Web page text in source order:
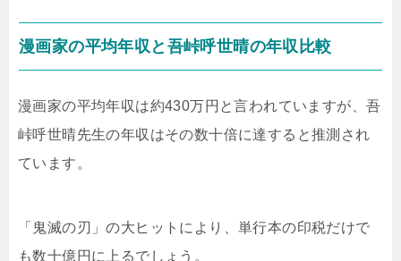
漫画家の平均年収と吾峠呼世晴の年収比較
漫画家の平均年収は約430万円と言われていますが、吾
峠呼世晴先生の年収はその数十倍に達すると推測され
ています。
「鬼滅の刃」の大ヒットにより、単行本の印税だけで
も数十億円に上るでしょう。